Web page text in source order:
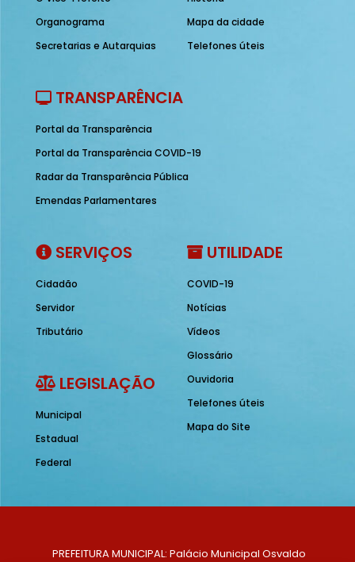
Organograma
Secretarias e Autarquias
Mapa da cidade
Telefones úteis
TRANSPARÊNCIA
Portal da Transparência
Portal da Transparência COVID-19
Radar da Transparência Pública
Emendas Parlamentares
SERVIÇOS
Cidadão
Servidor
Tributário
LEGISLAÇÃO
Municipal
Estadual
Federal
UTILIDADE
COVID-19
Notícias
Vídeos
Glossário
Ouvidoria
Telefones úteis
Mapa do Site
PREFEITURA MUNICIPAL: Palácio Municipal Osvaldo